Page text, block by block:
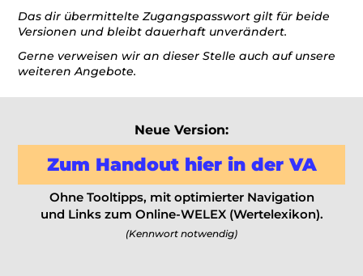
Das dir übermittelte Zugangspasswort gilt für beide
Versionen und bleibt dauerhaft unverändert.
Gerne verweisen wir an dieser Stelle auch auf unsere
weiteren Angebote.
Neue Version:
Zum Handout hier in der VA
Ohne Tooltipps, mit optimierter Navigation
und Links zum Online-WELEX (Wertelexikon).
(Kennwort notwendig)